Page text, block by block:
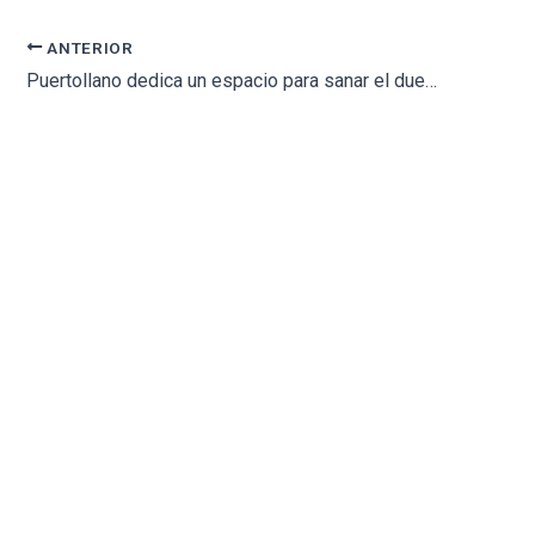
ANTERIOR
Puertollano dedica un espacio para sanar el duelo gestacional en su cementerio